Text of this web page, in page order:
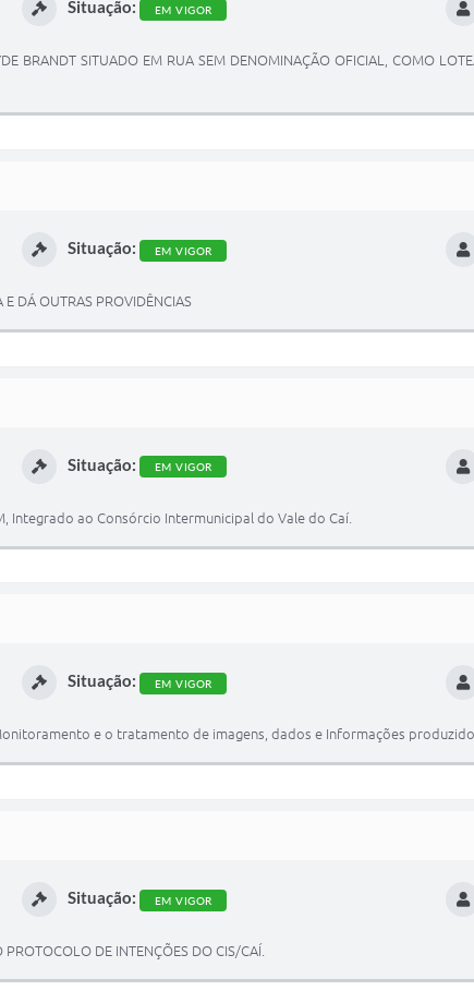
Situação: EM VIGOR
BRANDT SITUADO EM RUA SEM DENOMINAÇÃO OFICIAL, COMO
Situação: EM VIGOR
E DÁ OUTRAS PROVIDÊNCIAS
Situação: EM VIGOR
Integrado ao Consórcio Intermunicipal do Vale do Caí.
Situação: EM VIGOR
e o tratamento de imagens, dados e Informações
Situação: EM VIGOR
DE INTENÇÕES DO CIS/CAÍ.